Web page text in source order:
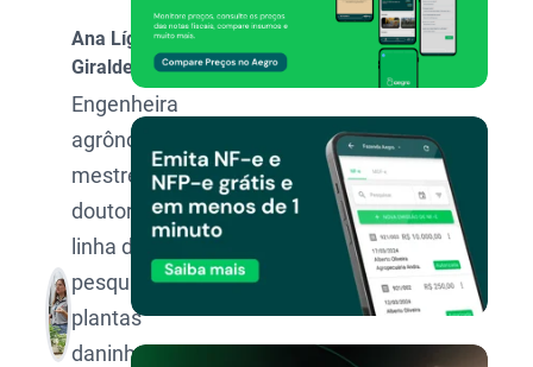
Ana Lígia
Giraldeli
Engenheira
agrônoma,
mestre e
doutora na
linha de
pesquisa de
plantas
daninhas.